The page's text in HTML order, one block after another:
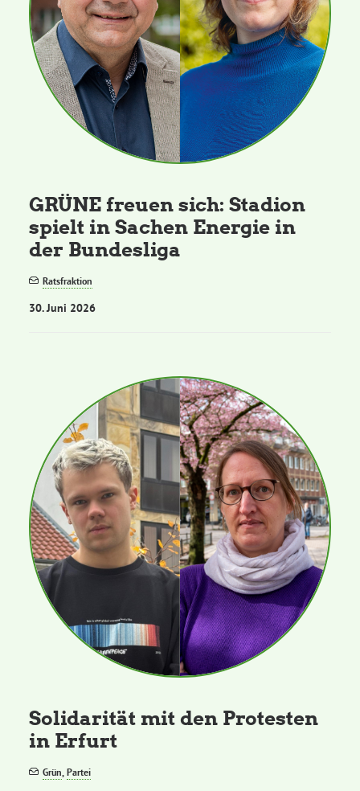
GRÜNE freuen sich: Stadion
spielt in Sachen Energie in
der Bundesliga
Ratsfraktion
30. Juni 2026
Solidarität mit den Protesten
in Erfurt
Grün,Partei